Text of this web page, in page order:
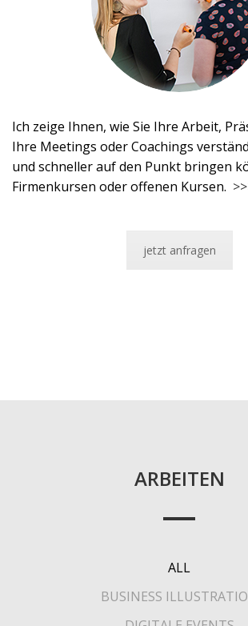
Ich zeige Ihnen, wie Sie Ihre Arbeit,
Ihre Meetings oder Coachings
und schneller auf den Punkt bringen
Firmenkursen oder offenen Kursen.
jetzt anfragen
ARBEITEN
ALL
BUSINESS